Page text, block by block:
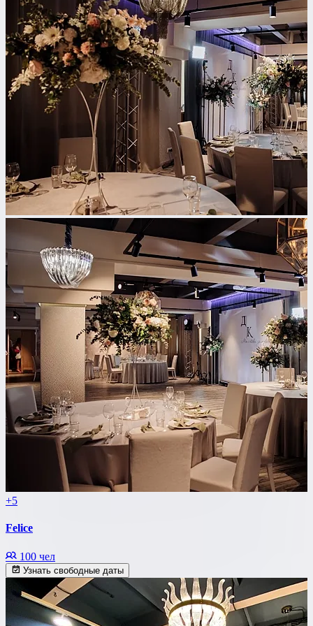
+5
Felice
100 чел
Узнать свободные даты